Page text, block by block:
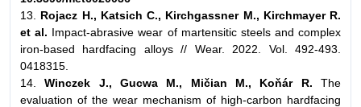
13. Rojacz H., Katsich C., Kirchgassner M., Kirchmayer R.
et al. Impact-abrasive wear of martensitic steels and complex
iron-based hardfacing alloys // Wear. 2022. Vol. 492-493.
0418315.
14.
Winczek J., Gucwa M., Mičian M., Koňár R. The
evaluation of the wear mechanism of high-carbon hardfacing